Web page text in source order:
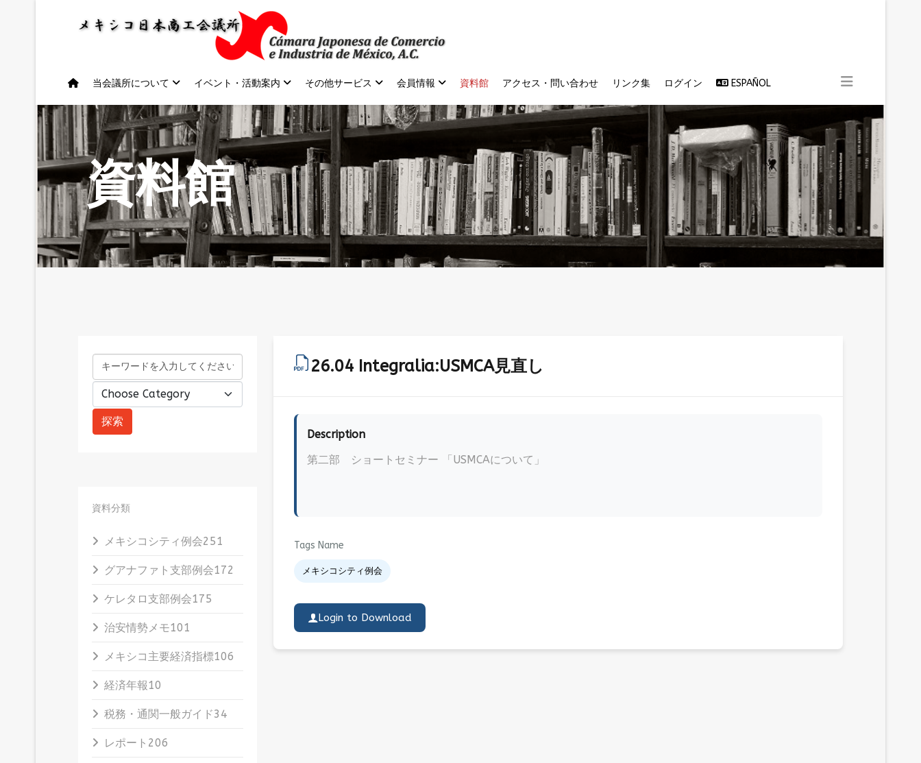
当会議所について イベント・活動案内 その他サービス 会員情報 資料館 アクセス・問い合わせ リンク集 ログイン ESPAÑOL
資料館
資料分類
メキシコシティ例会251
グアナファト支部例会172
ケレタロ支部例会175
治安情勢メモ101
メキシコ主要経済指標106
経済年報10
税務・通関一般ガイド34
レポート 206
26.04 Integralia:USMCA見直し
Description
第二部 ショートセミナー 「USMCAについて」
Tags Name
メキシコシティ例会
Login to Download